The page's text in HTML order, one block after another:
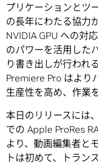
プリケーションとツ
の長年にわたる協力
NVIDIA GPU への対
のパワーを活用した
り書き出しが行われ
Premiere Pro はより
生産性を高め、作業
本日のリリースには
での Apple ProRes
より、動画編集者と
トは初めて、トラン